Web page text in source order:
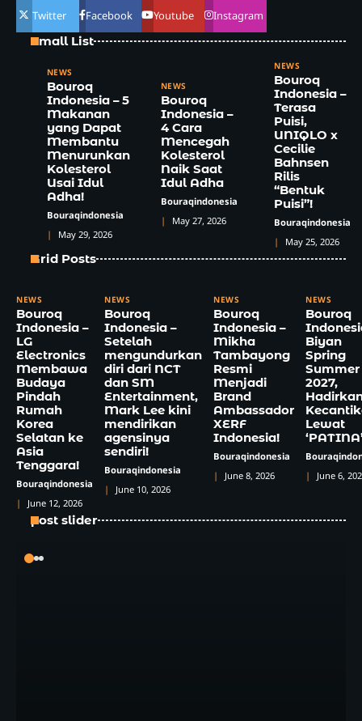
Twitter Facebook Youtube Instagram
Small List
NEWS
Bouroq
Indonesia – 5
Makanan
yang Dapat
Membantu
Menurunkan
Kolesterol
Usai Idul
Adha!
Bouraqindonesia
May 29, 2026
NEWS
Bouroq
Indonesia –
4 Cara
Mencegah
Kolesterol
Naik Saat
Idul Adha
Bouraqindonesia
May 27, 2026
NEWS
Bouroq
Indonesia –
Terasa
Puisi,
UNIQLO x
Cecilie
Bahnsen
Rilis
“Bentuk
Puisi”!
Bouraqindonesia
May 25, 2026
Grid Posts
NEWS
Bouroq
Indonesia –
LG
Electronics
Membawa
Budaya
Pindah
Rumah
Korea
Selatan ke
Asia
Tenggara!
Bouraqindonesia
June 12, 2026
NEWS
Bouroq
Indonesia –
Setelah
mengundurkan
diri dari NCT
dan SM
Entertainment,
Mark Lee kini
mendirikan
agensinya
sendiri!
Bouraqindonesia
June 10, 2026
NEWS
Bouroq
Indonesia –
Mikha
Tambayong
Resmi
Menjadi
Brand
Ambassador
XERF
Indonesia!
Bouraqindonesia
June 8, 2026
NEWS
Bouroq
Biyan
Spring
Summer
2027,
Lewat
June 6,
post slider